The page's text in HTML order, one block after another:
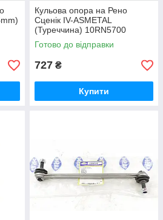
Кульова опора на Рено
Сценік IV-ASMETAL
(Туреччина) 10RN5700
Готово до відправки
727 ₴
Купити